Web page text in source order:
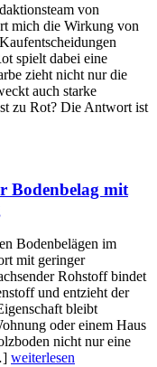
von
mich die Wirkung von
spielt dabei eine
zieht nicht nur die
auch starke
zu Rot? Die Antwort ist
Bodenbelag mit
Bodenbelägen im
mit geringer
Rohstoff bindet
und entzieht der
bleibt
oder einem Haus
nicht nur eine
weiterlesen